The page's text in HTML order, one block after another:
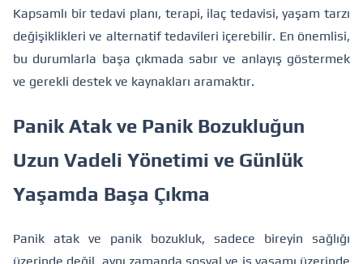
Kapsamlı bir tedavi planı, terapi, ilaç tedavisi, yaşam tarzı
değişiklikleri ve alternatif tedavileri içerebilir. En önemlisi,
bu durumlarla başa çıkmada sabır ve anlayış göstermek
ve gerekli destek ve kaynakları aramaktır.
Panik Atak ve Panik Bozukluğun
Uzun Vadeli Yönetimi ve Günlük
Yaşamda Başa Çıkma
Panik atak ve panik bozukluk, sadece bireyin sağlığı
üzerinde değil, aynı zamanda sosyal ve iş yaşamı üzerinde